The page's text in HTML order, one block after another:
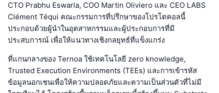
CTO Prabhu Eswarla, COO Martin Oliviero และ CEO LABS
Clément Téqui คณะกรรมการที่ปรึกษาของโปรโตคอลนี้
ประกอบด้วยผู้นำในอุตสาหกรรมและผู้ประกอบการที่มี
ประสบการณ์ เพื่อให้แนวทางเชิงกลยุทธ์ที่แข็งแกร่ง
ที่แกนกลางของ Ternoa ใช้เทคโนโลยี zero knowledge,
Trusted Execution Environments (TEEs) และการเข้ารหัส
ข้อมูลนอกเชนเพื่อให้ความปลอดภัยและความเป็นส่วนตัวที่ไม่มี